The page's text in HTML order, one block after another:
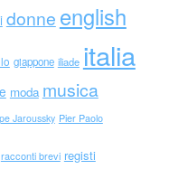
donne english
giappone iliade italia
moda musica
Jaroussky Pier Paolo
racconti brevi registi